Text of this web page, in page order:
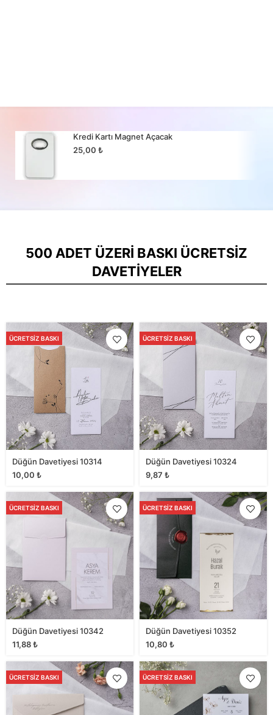
Kredi Kartı Magnet Açacak
25,00₺
500 ADET ÜZERI BASKI ÜCRETSIZ
DAVETIYELER
ÜCRETSIZ BASKI
Düğün Davetiyesi 10314
10,00 ₺
ÜCRETSIZ BASKI
Düğün Davetiyesi 10324
9,87 ₺
ÜCRETSIZ BASKI
Düğün Davetiyesi 10342
11,88₺
ÜCRETSIZ BASKI
Düğün Davetiyesi 10352
10,80 ₺
ÜCRETSIZ BASKI ÜCRETSIZ BASKI